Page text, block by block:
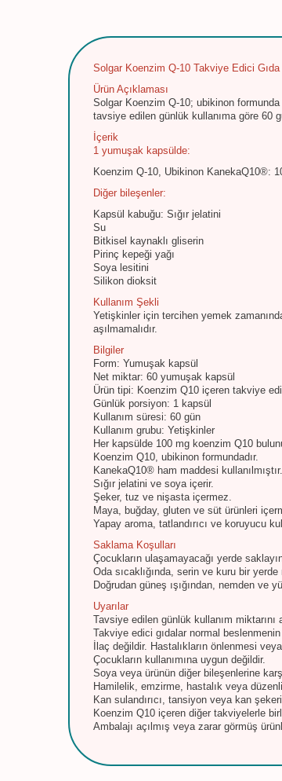
Solgar Koenzim Q-10 Takviye Edici
Ürün Açıklaması
Solgar Koenzim Q-10; ubikinon
tavsiye edilen günlük kullanıma göre 60
İçerik
1 yumuşak kapsülde:
Koenzim Q-10, Ubikinon KanekaQ10®:
Diğer bileşenler:
Kapsül kabuğu: Sığır jelatini
Su
Bitkisel kaynaklı gliserin
Pirinç kepeği yağı
Soya lesitini
Silikon dioksit
Kullanım Şekli
Yetişkinler için tercihen yemek
aşılmamalıdır.
Bilgiler
Form: Yumuşak kapsül
Net miktar: 60 yumuşak kapsül
Ürün tipi: Koenzim Q10 içeren takviye
Günlük porsiyon: 1 kapsül
Kullanım süresi: 60 gün
Kullanım grubu: Yetişkinler
Her kapsülde 100 mg koenzim Q10
Koenzim Q10, ubikinon formundadır.
KanekaQ10® ham maddesi kullanılmıştır.
Sığır jelatini ve soya içerir.
Şeker, tuz ve nişasta içermez.
Maya, buğday, gluten ve süt ürünleri
Yapay aroma, tatlandırıcı ve koruyucu
Saklama Koşulları
Çocukların ulaşamayacağı yerde
Oda sıcaklığında, serin ve kuru bir
Doğrudan güneş ışığından, nemden ve
Uyarılar
Tavsiye edilen günlük kullanım miktarını
Takviye edici gıdalar normal
İlaç değildir. Hastalıkların önlenmesi
Çocukların kullanımına uygun değildir.
Soya veya ürünün diğer bileşenlerine
Hamilelik, emzirme, hastalık veya
Kan sulandırıcı, tansiyon veya kan
Koenzim Q10 içeren diğer takviyelerle
Ambalajı açılmış veya zarar görmüş